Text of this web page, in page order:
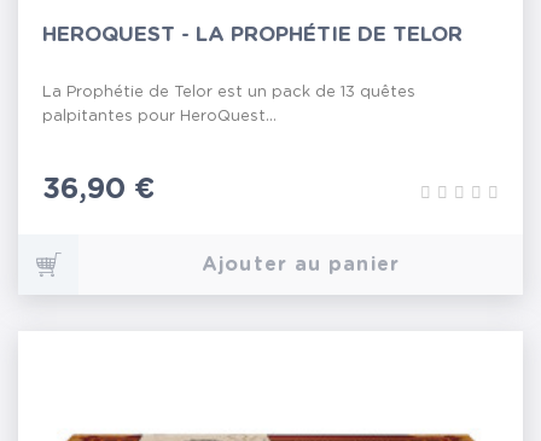
HEROQUEST - LA PROPHÉTIE DE TELOR
La Prophétie de Telor est un pack de 13 quêtes
palpitantes pour HeroQuest...
Prix
36,90 €
Ajouter au panier